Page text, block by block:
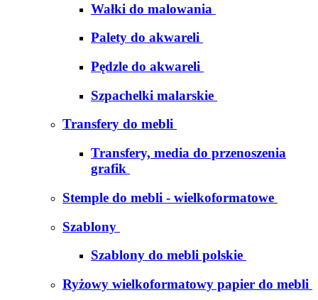
Wałki do malowania
Palety do akwareli
Pędzle do akwareli
Szpachelki malarskie
Transfery do mebli
Transfery, media do przenoszenia
grafik
Stemple do mebli - wielkoformatowe
Szablony
Szablony do mebli polskie
Ryżowy wielkoformatowy papier do mebli